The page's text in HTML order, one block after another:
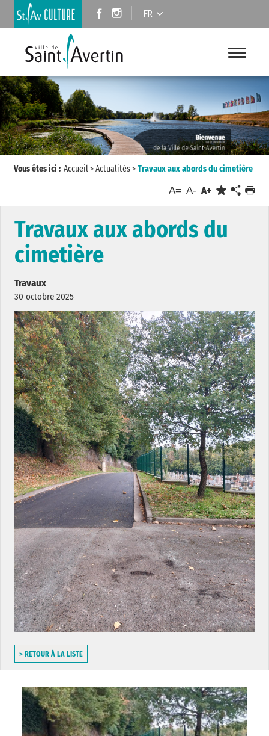
FR
Vous êtes ici : Accueil>Actualités>Travaux aux abords du cimetière
A= A- A+
Travaux aux abords du
cimetière
Travaux
30 octobre 2025
> RETOUR À LA LISTE